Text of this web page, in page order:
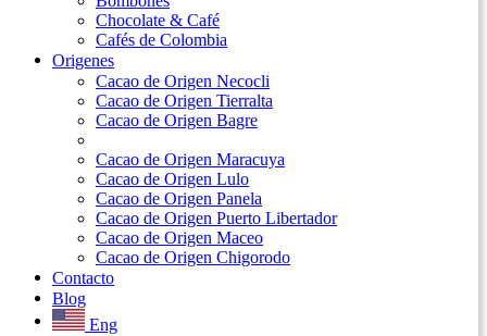
Chocolate & Café
Cafés de Colombia
Origenes
Cacao de Origen Necocli
Cacao de Origen Tierralta
Cacao de Origen Bagre
Cacao de Origen Maracuya
Cacao de Origen Lulo
Cacao de Origen Panela
Cacao de Origen Puerto Libertador
Cacao de Origen Maceo
Cacao de Origen Chigorodo
Contacto
Blog
Eng